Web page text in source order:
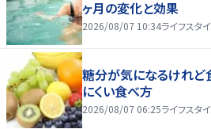
ヶ月の変化と効果
2026/08/07 10:34ライフスタ
糖分が気になるけれど
にくい食べ方
2026/08/07 06:25ライフスタ